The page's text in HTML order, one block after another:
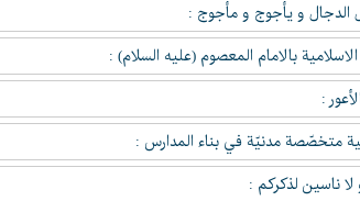
و يأجوج و مأجوج :
بالامام المعصوم (عليه السلام) :
:
متخصّصة مدنيّة في بناء المدارس :
لا ناسين لذکرکم :